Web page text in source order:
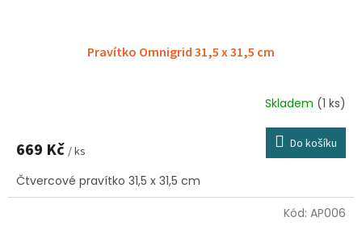
Pravítko Omnigrid 31,5 x 31,5 cm
je
z
5
Skladem (1 ks)
669 Kč / ks Do košíku
Čtvercové pravítko 31,5 x 31,5 cm
Kód: AP006